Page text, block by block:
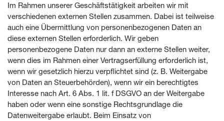
Im Rahmen unserer Geschäftstätigkeit arbeiten wir mit
verschiedenen externen Stellen zusammen. Dabei ist teilweise
auch eine Übermittlung von personenbezogenen Daten an
diese externen Stellen erforderlich. Wir geben
personenbezogene Daten nur dann an externe Stellen weiter,
wenn dies im Rahmen einer Vertragserfüllung erforderlich ist,
wenn wir gesetzlich hierzu verpflichtet sind (z. B. Weitergabe
von Daten an Steuerbehörden), wenn wir ein berechtigtes
Interesse nach Art. 6 Abs. 1 lit. f DSGVO an der Weitergabe
haben oder wenn eine sonstige Rechtsgrundlage die
Datenweitergabe erlaubt. Beim Einsatz von